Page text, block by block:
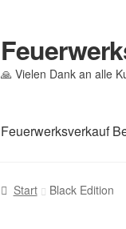
Zur
Navigation
springen
Zum
Inhalt
springen
🙏 Vielen Dank an alle
Feuerwerksverkauf
Start Cookie-Richtlinie
Start Black Edition